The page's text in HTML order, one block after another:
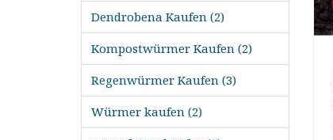
Dendrobena Kaufen (2)
Kompostwürmer Kaufen (2)
Regenwürmer Kaufen (3)
Würmer kaufen (2)